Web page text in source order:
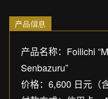
产品信息
产品名称：Foilichi
Senbazuru”
价格：6,600 日元（